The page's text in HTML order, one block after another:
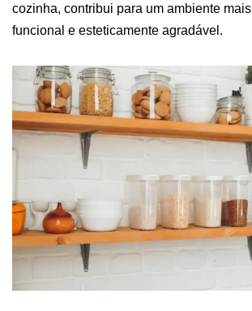
cozinha, contribui para um ambiente mais
funcional e esteticamente agradável.